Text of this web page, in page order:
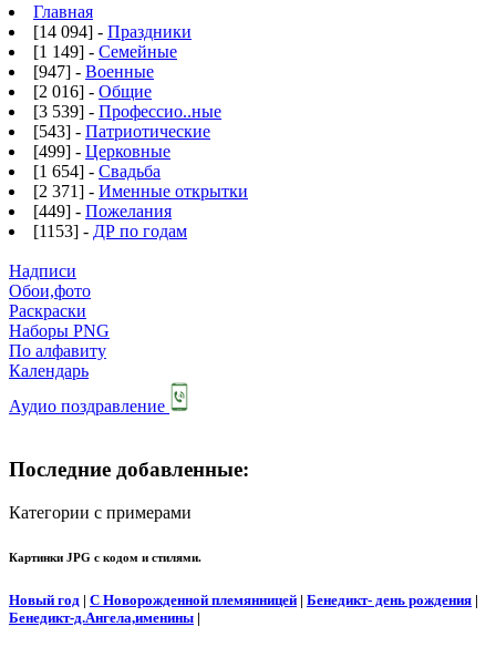
Главная
[14 094] - Праздники
[1 149] - Семейные
[947] - Военные
[2 016] - Общие
[3 539] - Профессио..ные
[543] - Патриотические
[499] - Церковные
[1 654] - Свадьба
[2 371] - Именные открытки
[449] - Пожелания
[1153] - ДР по годам
Надписи
Обои,фото
Раскраски
Наборы PNG
По алфавиту
Календарь
Аудио поздравление
Последние добавленные:
Категории с примерами
Картинки JPG с кодом и стилями.
Новый год | С Новорожденной племянницей | Бенедикт- день рождения |
Бенедикт-д.Ангела,именины |